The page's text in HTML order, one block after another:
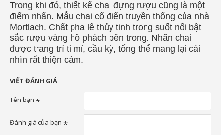
Trong khi đó, thiết kế chai đựng rượu cũng là một
điểm nhấn. Mẫu chai cổ điển truyền thống của nhà
Mortlach. Chất pha lê thủy tinh trong suốt nổi bật
sắc rượu vàng hổ phách bên trong. Nhãn chai
được trang trí tỉ mỉ, cầu kỳ, tổng thể mang lại cái
nhìn rất thiện cảm.
VIẾT ĐÁNH GIÁ
Tên bạn
Đánh giá của bạn